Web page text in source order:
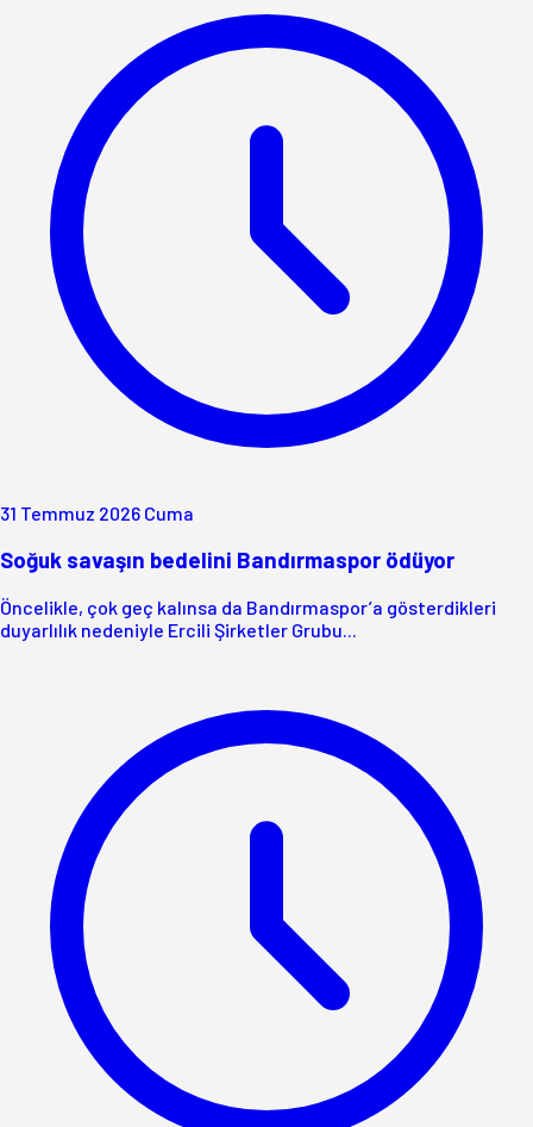
31 Temmuz 2026 Cuma
Soğuk savaşın bedelini Bandırmaspor ödüyor
Öncelikle, çok geç kalınsa da Bandırmaspor’a gösterdikleri
duyarlılık nedeniyle Ercili Şirketler Grubu...